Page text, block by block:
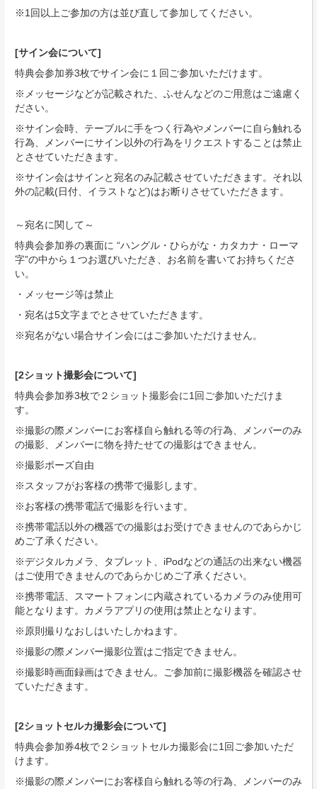
※1回以上ご参加の方は並び直して参加してください。
[サイン会について]
特典会参加券3枚でサイン会に１回ご参加いただけます。
※メッセージなどが記載された、ふせんなどのご用意はご遠慮く
ださい。
※サイン会時、テーブルに手をつく行為やメンバーに自ら触れる
行為、メンバーにサイン以外の行為をリクエストすることは禁止
とさせていただきます。
※サイン会はサインと宛名のみ記載させていただきます。それ以
外の記載(日付、イラストなど)はお断りさせていただきます。
～宛名に関して～
特典会参加券の裏面に “ハングル・ひらがな・カタカナ・ローマ
字”の中から１つお選びいただき、お名前を書いてお持ちくださ
い。
・メッセージ等は禁止
・宛名は5文字までとさせていただきます。
※宛名がない場合サイン会にはご参加いただけません。
[2ショット撮影会について]
特典会参加券3枚で２ショット撮影会に1回ご参加いただけま
す。
※撮影の際メンバーにお客様自ら触れる等の行為、メンバーのみ
の撮影、メンバーに物を持たせての撮影はできません。
※撮影ポーズ自由
※スタッフがお客様の携帯で撮影します。
※お客様の携帯電話で撮影を行います。
※携帯電話以外の機器での撮影はお受けできませんのであらかじ
めご了承ください。
※デジタルカメラ、タブレット、iPodなどの通話の出来ない機器
はご使用できませんのであらかじめご了承ください。
※携帯電話、スマートフォンに内蔵されているカメラのみ使用可
能となります。カメラアプリの使用は禁止となります。
※原則撮りなおしはいたしかねます。
※撮影の際メンバー撮影位置はご指定できません。
※撮影時画面録画はできません。ご参加前に撮影機器を確認させ
ていただきます。
[2ショットセルカ撮影会について]
特典会参加券4枚で２ショットセルカ撮影会に1回ご参加いただ
けます。
※撮影の際メンバーにお客様自ら触れる等の行為、メンバーのみ